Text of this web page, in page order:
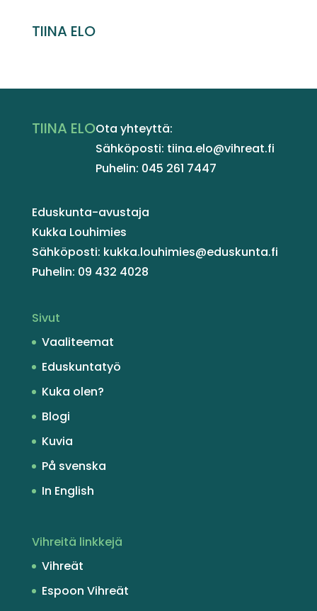
TIINA ELO
TIINA ELOOta yhteyttä:
Sähköposti: tiina.elo@vihreat.fi
Puhelin: 045 261 7447
Eduskunta-avustaja
Kukka Louhimies
Sähköposti: kukka.louhimies@eduskunta.fi
Puhelin: 09 432 4028
Sivut
Vaaliteemat
Eduskuntatyö
Kuka olen?
Blogi
Kuvia
På svenska
In English
Vihreitä linkkejä
Vihreät
Espoon Vihreät